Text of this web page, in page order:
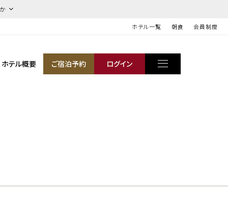
ホテル一覧 朝食 会員制度
ホテル概要 ご宿泊予約 ログイン